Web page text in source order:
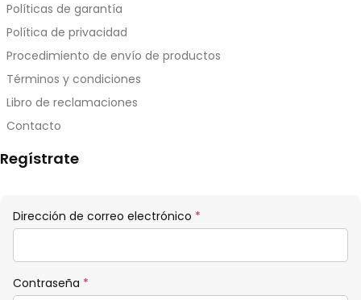
Políticas de garantía
Política de privacidad
Procedimiento de envío de productos
Términos y condiciones
Libro de reclamaciones
Contacto
Regístrate
Dirección de correo electrónico *
Contraseña *